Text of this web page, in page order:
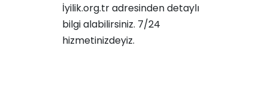
İyilik.org.tr adresinden detaylı
bilgi alabilirsiniz. 7/24
hizmetinizdeyiz.